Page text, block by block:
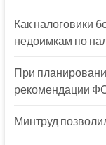
Как налоговики
недоимкам по
При
рекомендации
Минтруд